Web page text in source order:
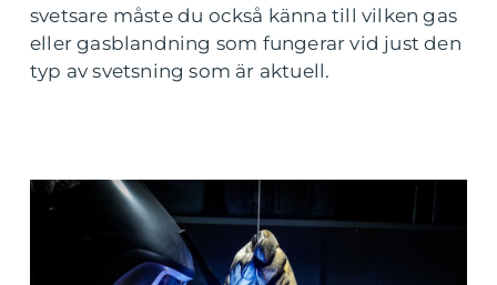
svetsare måste du också känna till vilken gas
eller gasblandning som fungerar vid just den
typ av svetsning som är aktuell.